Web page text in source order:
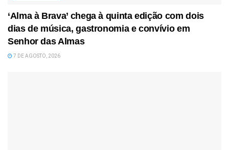
‘Alma à Brava’ chega à quinta edição com dois
dias de música, gastronomia e convívio em
Senhor das Almas
7 DE AGOSTO, 2026